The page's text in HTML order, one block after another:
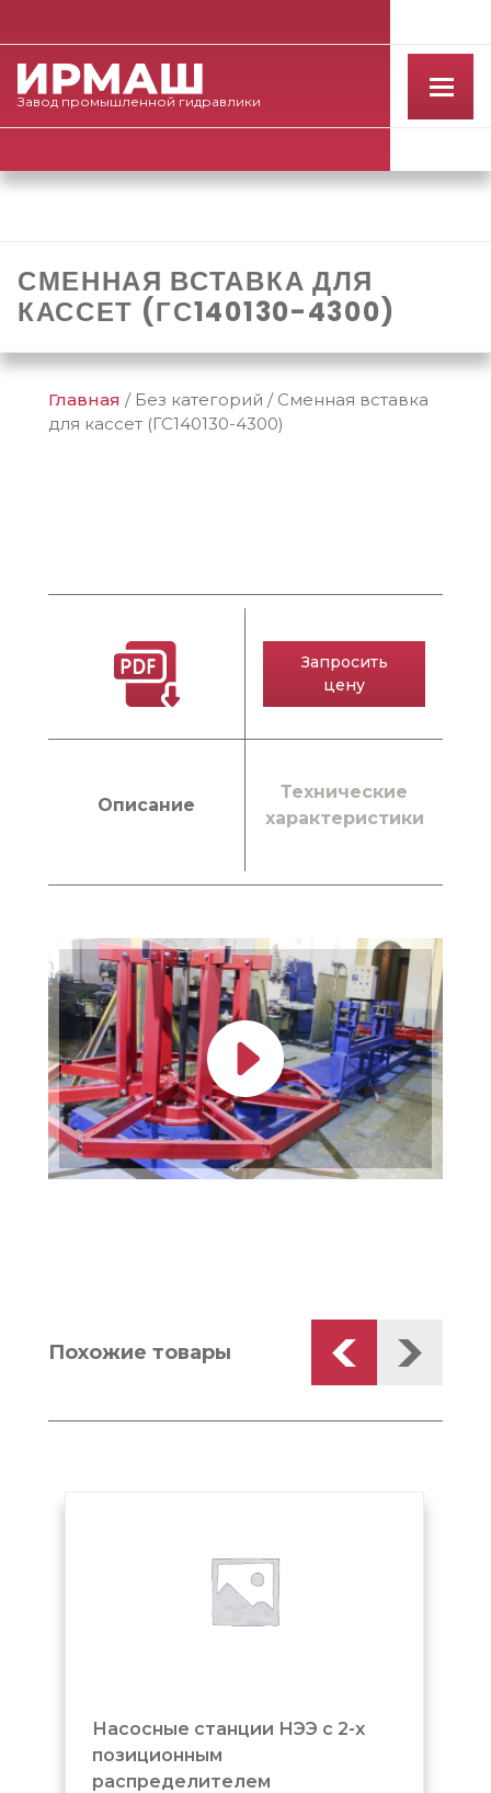
Завод промышленной гидравлики
СМЕННАЯ ВСТАВКА ДЛЯ
КАССЕТ (ГС140130-4300)
Главная / Без категорий / Сменная вставка
для кассет (ГС140130-4300)
Описание
Технические
характеристики
Запросить
цену
Похожие товары
Насосные станции НЭЭ с 2-х
позиционным
распределителем